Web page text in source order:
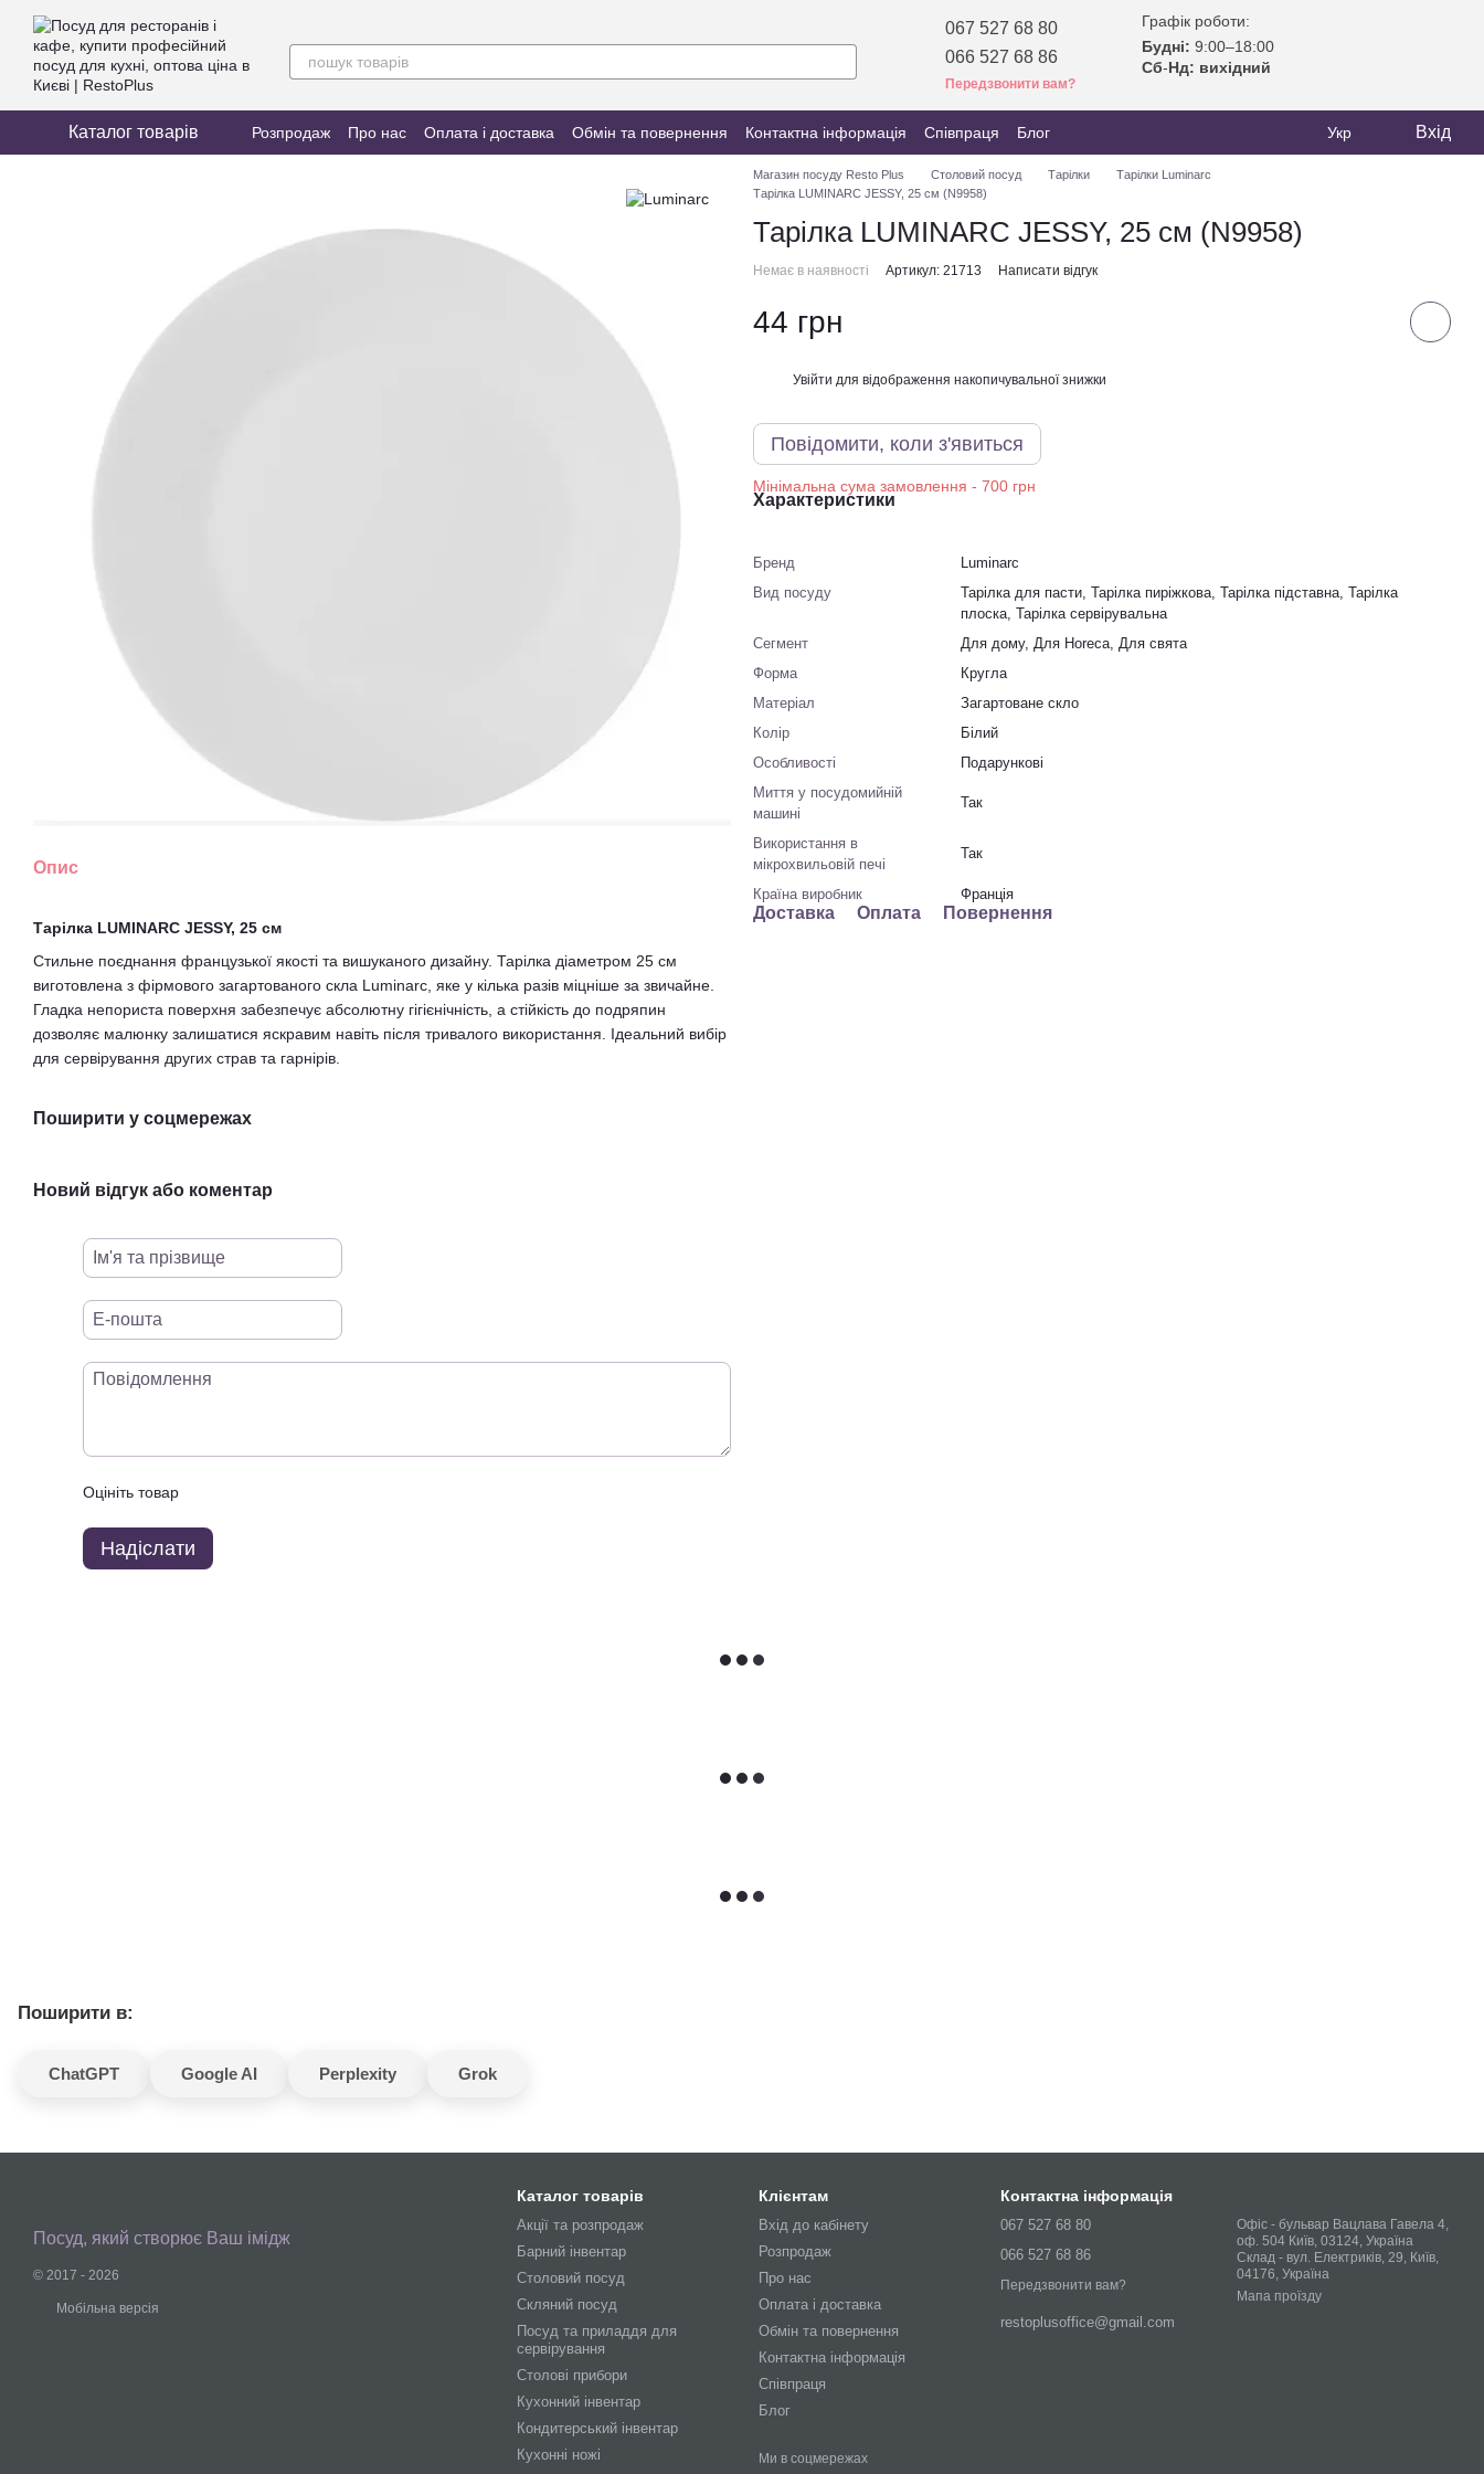
Перейти до основного контенту
067 527 68 80
066 527 68 86
Передзвонити вам?
Графік роботи:
Будні: 9:00–18:00
Сб-Нд: вихідний
Каталог товарів Розпродаж Про нас Оплата і доставка Обмін та повернення Контактна інформація Співпраця Блог Укр Вхід
Опис
Тарілка LUMINARC JESSY, 25 см
Стильне поєднання французької якості та вишуканого дизайну. Тарілка діаметром 25 см
виготовлена з фірмового загартованого скла Luminarc, яке у кілька разів міцніше за звичайне.
Гладка непориста поверхня забезпечує абсолютну гігієнічність, а стійкість до подряпин
дозволяє малюнку залишатися яскравим навіть після тривалого використання. Ідеальний вибір
для сервірування других страв та гарнірів.
Поширити у соцмережах
Новий відгук або коментар
Оцініть товар
Надіслати
Магазин посуду Resto Plus Столовий посуд Тарілки
Тарілки Luminarc
Тарілка LUMINARC JESSY, 25 см (N9958)
Тарілка LUMINARC JESSY, 25 см (N9958)
Немає в наявності Артикул: 21713 Написати відгук
44 грн
Увійти для відображення накопичувальної знижки
Повідомити, коли з'явиться
Характеристики
Бренд
Luminarc
Вид посуду
Тарілка для пасти, Тарілка пиріжкова, Тарілка підставна, Тарілка
плоска, Тарілка сервірувальна
Сегмент
Для дому, Для Horeca, Для свята
Форма
Кругла
Матеріал
Загартоване скло
Колір
Білий
Особливості
Подарункові
Миття у посудомийній
машині
Так
Використання в
мікрохвильовій печі
Так
Країна виробник Франція
Доставка Оплата Повернення
Поширити в:
ChatGPT Google AI Perplexity Grok
Посуд, який створює Ваш імідж
© 2017 - 2026
Мобільна версія
Каталог товарів
Акції та розпродаж
Барний інвентар
Столовий посуд
Скляний посуд
Посуд та приладдя для
сервірування
Столові прибори
Кухонний інвентар
Кондитерський інвентар
Кухонні ножі
Клієнтам
Вхід до кабінету
Розпродаж
Про нас
Оплата і доставка
Обмін та повернення
Контактна інформація
Співпраця
Блог
Ми в соцмережах
Контактна інформація
067 527 68 80
066 527 68 86
Передзвонити вам?
restoplusoffice@gmail.com
Офіс - бульвар Вацлава Гавела 4,
оф. 504 Київ, 03124, Україна
Склад - вул. Електриків, 29, Київ,
04176, Україна
Мапа проїзду